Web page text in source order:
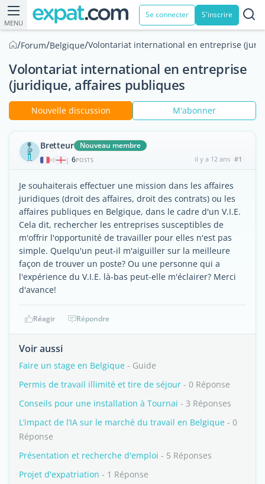
MENU
Se connecter S'inscrire
/Forum/Belgique/Volontariat international en entreprise
Volontariat international en entreprise
(juridique, affaires publiques
Nouvelle discussion M'abonner
Bretteur Nouveau membre
| 6POSTS il y a 12 ans #1
Je souhaiterais effectuer une mission dans les affaires
juridiques (droit des affaires, droit des contrats) ou les
affaires publiques en Belgique, dans le cadre d'un V.I.E.
Cela dit, rechercher les entreprises susceptibles de
m'offrir l'opportunité de travailler pour elles n'est pas
simple. Quelqu'un peut-il m'aiguiller sur la meilleure
façon de trouver un poste? Ou une personne qui a
l'expérience du V.I.E. là-bas peut-elle m'éclairer? Merci
d'avance!
Réagir Répondre
Voir aussi
Faire un stage en Belgique - Guide
Permis de travail illimité et tire de séjour - 0 Réponse
Conseils pour une installation à Tournai - 3 Réponses
L’impact de l’IA sur le marché du travail en Belgique - 0
Réponse
Présentation et recherche d'emploi - 5 Réponses
Projet d'expatriation - 1 Réponse